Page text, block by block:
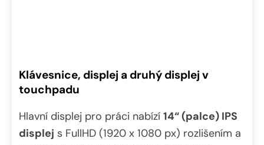
Klávesnice, displej a druhý displej v
touchpadu
Hlavní displej pro práci nabízí 14“ (palce) IPS
displej s FullHD (1920 x 1080 px) rozlišením a